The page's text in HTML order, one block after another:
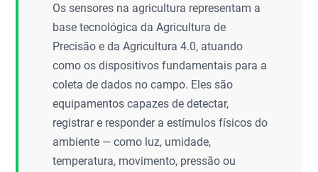
Os sensores na agricultura representam a
base tecnológica da Agricultura de
Precisão e da Agricultura 4.0, atuando
como os dispositivos fundamentais para a
coleta de dados no campo. Eles são
equipamentos capazes de detectar,
registrar e responder a estímulos físicos do
ambiente — como luz, umidade,
temperatura, movimento, pressão ou